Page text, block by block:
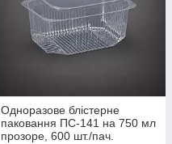
Одноразове блістерне
паковання ПС-141 на 750 мл
прозоре, 600 шт./пач.